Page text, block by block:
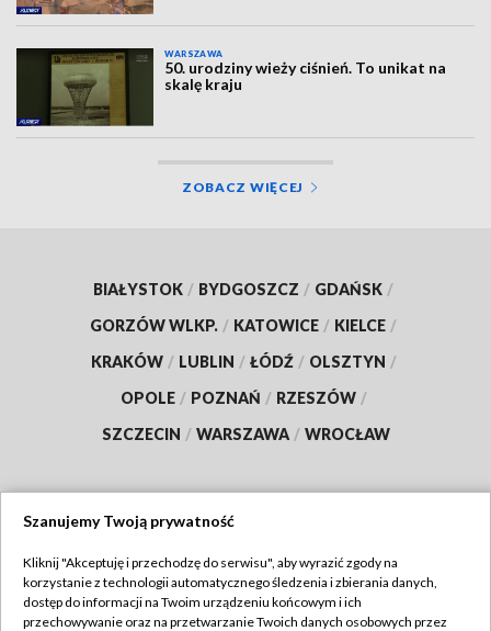
WARSZAWA
50. urodziny wieży ciśnień. To unikat na
skalę kraju
ZOBACZ WIĘCEJ
BIAŁYSTOK / BYDGOSZCZ / GDAŃSK /
GORZÓW WLKP. / KATOWICE / KIELCE /
KRAKÓW / LUBLIN / ŁÓDŹ / OLSZTYN /
OPOLE / POZNAŃ / RZESZÓW /
SZCZECIN / WARSZAWA / WROCŁAW
TVP
Abonament TVP
Szanujemy Twoją prywatność
Kliknij "Akceptuję i przechodzę do serwisu", aby wyrazić zgody na
korzystanie z technologii automatycznego śledzenia i zbierania danych,
dostęp do informacji na Twoim urządzeniu końcowym i ich
przechowywanie oraz na przetwarzanie Twoich danych osobowych przez